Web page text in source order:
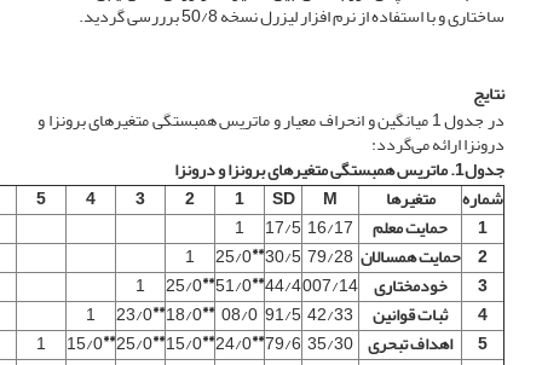
ساختاری و با استفاده از نرم افزار لیزرل نسخه 50/8 برررسی گردید.
نتایج
در جدول 1 میانگین و انحراف معیار و ماتریس همبستگی متغیرهای برون­زا و
درون­زا ارائه می‌گردد:
جدول1. ماتریس همبستگی متغیرهای برون­زا و درون­زا
شماره
متغیرها M
SD
1
2
3
4
5
1
حمایت معلم 16/17
17/5
1
2 حمایت همسالان 79/28
30/5
**
25/0
1
3
خودمختاری 007/14
44/4
**
51/0
**
25/0
1
4
ثبات قوانین 42/33
91/5
08/0
**
18/0
**
23/0
1
5
اهداف تبحری 35/30
79/6
**
24/0
**
15/0
**
25/0
**
15/0
1